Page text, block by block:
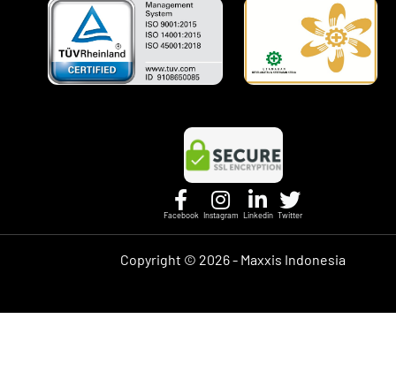
Facebook Instagram Linkedin Twitter
Copyright © 2026 - Maxxis Indonesia